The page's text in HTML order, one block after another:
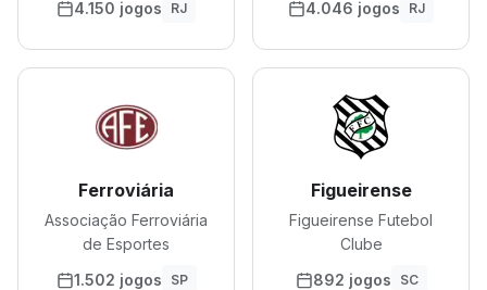
4.150 jogos
RJ
4.046 jogos
RJ
Ferroviária
Associação Ferroviária
de Esportes
1.502 jogos
SP
Figueirense
Figueirense Futebol
Clube
892 jogos
SC